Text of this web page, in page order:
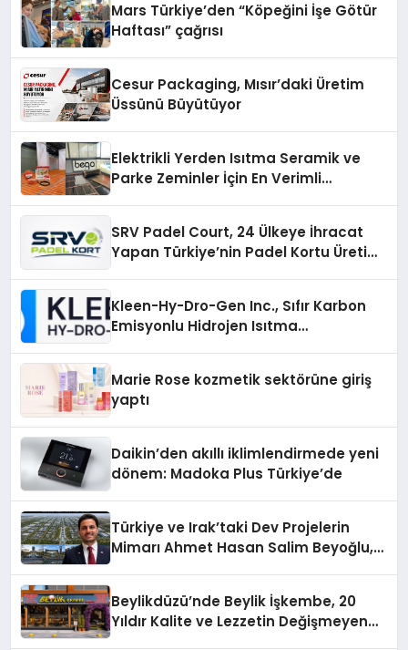
Mars Türkiye’den “Köpeğini İşe Götür
Haftası” çağrısı
Cesur Packaging, Mısır’daki Üretim
Üssünü Büyütüyor
Elektrikli Yerden Isıtma Seramik ve
Parke Zeminler İçin En Verimli
SRV Padel Court, 24 Ülkeye İhracat
Yapan Türkiye’nin Padel Kortu Üretim
Kleen-Hy-Dro-Gen Inc., Sıfır Karbon
Emisyonlu Hidrojen Isıtma
Marie Rose kozmetik sektörüne giriş
yaptı
Daikin’den akıllı iklimlendirmede yeni
dönem: Madoka Plus Türkiye’de
Türkiye ve Irak’taki Dev Projelerin
Mimarı Ahmet Hasan Salim Beyoğlu,
Hayata Geçirecek
Beylikdüzü’nde Beylik İşkembe, 20
Yıldır Kalite ve Lezzetin Değişmeyen